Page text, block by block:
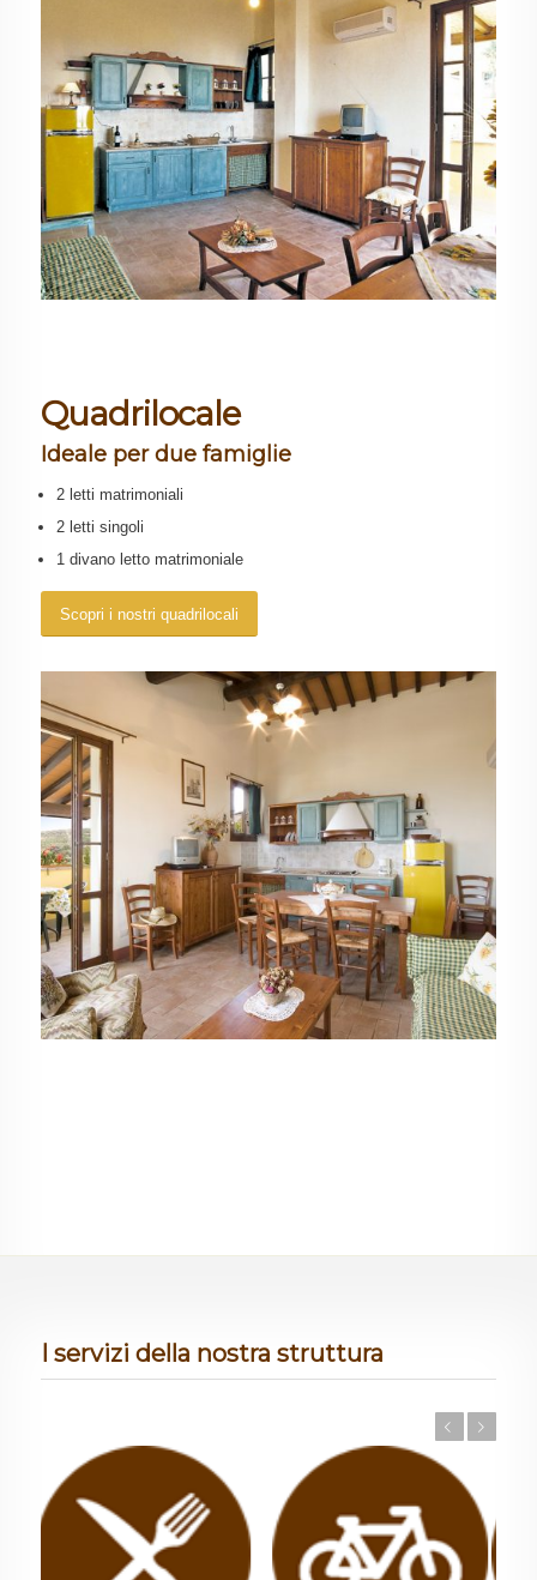
Quadrilocale
Ideale per due famiglie
2 letti matrimoniali
2 letti singoli
1 divano letto matrimoniale
Scopri i nostri quadrilocali
I servizi della nostra struttura